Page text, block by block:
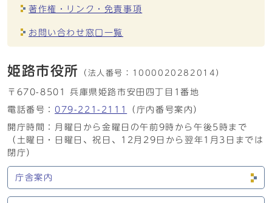
著作権・リンク・免責事項
お問い合わせ窓口一覧
姫路市役所 （法人番号： 1000020282014）
〒670-8501 兵庫県姫路市安田四丁目1番地
電話番号： 079-221-2111
（庁内番号案内）
開庁時間：月曜日から金曜日の午前9時から午後5時まで
（土曜日・日曜日、祝日、12月29日から翌年1月3日までは
閉庁）
庁舎案内